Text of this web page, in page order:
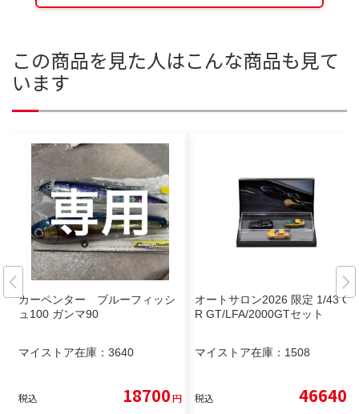
この商品を見た人はこんな商品も見て
います
カーペンター ブルーフィッシ
ュ100 ガンマ90
マイストア在庫： 3640
税込 18700円
オートサロン2026 限定 1/43 G
R GT/LFA/2000GTセット
マイストア在庫： 1508
税込 46640